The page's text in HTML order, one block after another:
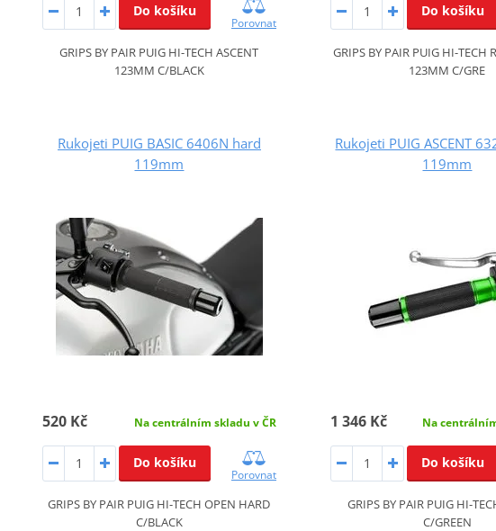
Do košíku
Porovnat
GRIPS BY PAIR PUIG HI-TECH ASCENT
123MM C/BLACK
Do košíku
GRIPS BY PAIR PUIG HI-TECH
123MM C/GRE
Rukojeti PUIG BASIC 6406N hard
119mm
520 Kč Na centrálním skladu v ČR
Do košíku
Porovnat
GRIPS BY PAIR PUIG HI-TECH OPEN HARD
C/BLACK
Rukojeti PUIG ASCENT
119mm
1 346 Kč Na
Do košíku
GRIPS BY PAIR PUIG HI-
C/GREEN